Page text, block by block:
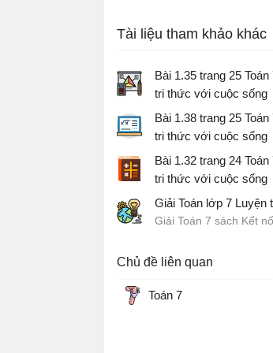
Tài liệu tham khảo khác
Bài 1.35 trang 25
tri thức với cuộc sống
Giải Toán 7 Kết nối tri
Bài 1.38 trang 25
tri thức với cuộc sống
Giải Toán 7 Kết nối tri
Bài 1.32 trang 24
tri thức với cuộc sống
Giải Toán 7 sách Kết
Giải Toán lớp 7 Luyện
Giải Toán 7 sách Kết
Chủ đề liên quan
Toán 7